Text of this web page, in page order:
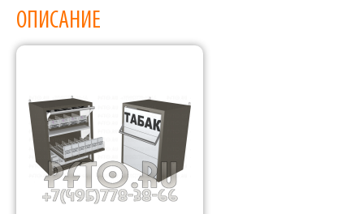
Фабрика торгового оборудования
ОПИСАНИЕ